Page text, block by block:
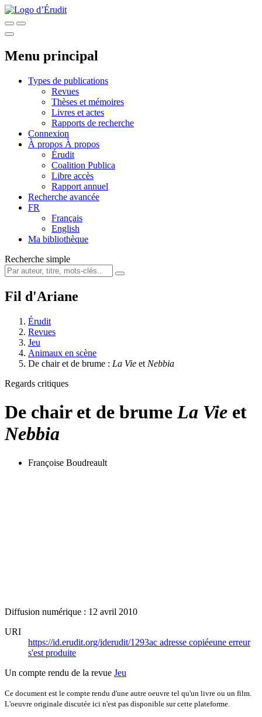
Menu principal
Types de publications
Revues
Thèses et mémoires
Livres et actes
Rapports de recherche
Connexion
À propos À propos
Érudit
Coalition Publica
Libre accès
Rapport annuel
Recherche avancée
FR
Français
English
Ma bibliothèque
Recherche simple
Fil d'Ariane
Érudit
Revues
Jeu
Animaux en scène
De chair et de brume : La Vie et Nebbia
Regards critiques
De chair et de brume La Vie et
Nebbia
Françoise Boudreault
Diffusion numérique : 12 avril 2010
URI
https://id.erudit.org/iderudit/1293ac adresse copiéeune erreur
s'est produite
Un compte rendu de la revue Jeu
Ce document est le compte rendu d'une autre oeuvre tel qu'un livre ou un film.
L'oeuvre originale discutée ici n'est pas disponible sur cette plateforme.